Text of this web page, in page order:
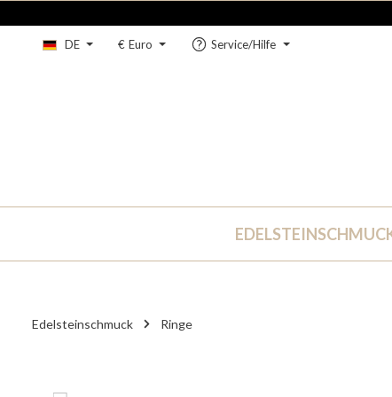
DE € Euro Service/Hilfe
Edelsteinschmuck Ringe